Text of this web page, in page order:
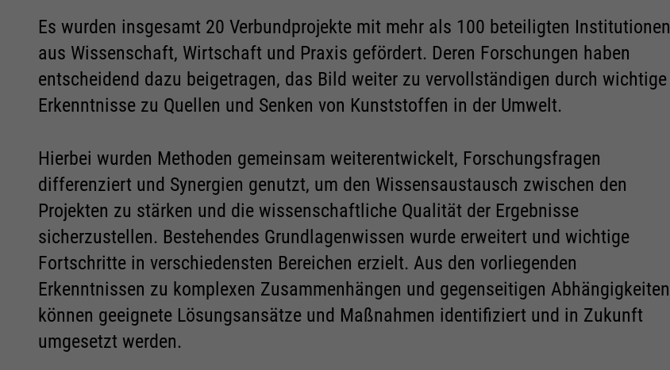
Es wurden insgesamt 20 Verbundprojekte mit mehr als 100 beteiligten Institutionen
aus Wissenschaft, Wirtschaft und Praxis gefördert. Deren Forschungen haben
entscheidend dazu beigetragen, das Bild weiter zu vervollständigen durch wichtige
Erkenntnisse zu Quellen und Senken von Kunststoffen in der Umwelt.
Hierbei wurden Methoden gemeinsam weiterentwickelt, Forschungsfragen
differenziert und Synergien genutzt, um den Wissensaustausch zwischen den
Projekten zu stärken und die wissenschaftliche Qualität der Ergebnisse
sicherzustellen. Bestehendes Grundlagenwissen wurde erweitert und wichtige
Fortschritte in verschiedensten Bereichen erzielt. Aus den vorliegenden
Erkenntnissen zu komplexen Zusammenhängen und gegenseitigen Abhängigkeiten
können geeignete Lösungsansätze und Maßnahmen identifiziert und in Zukunft
umgesetzt werden.